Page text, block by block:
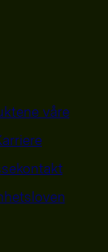
våre